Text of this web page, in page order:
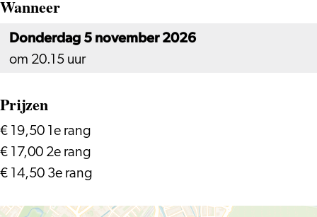
Wanneer
Donderdag 5 november 2026
om 20.15 uur
Prijzen
€ 19,50 1e rang
€ 17,00 2e rang
€ 14,50 3e rang